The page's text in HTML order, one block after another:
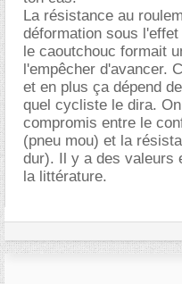
La résistance au
déformation sous
le caoutchouc formait
l'empêcher d'avancer.
et en plus ça dépend
quel cycliste le dira.
compromis entre le
(pneu mou) et la
dur). Il y a des valeurs
la littérature.